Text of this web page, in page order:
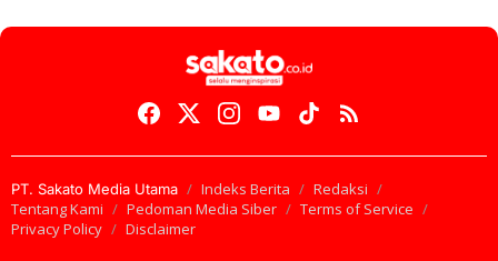
PT. Sakato Media Utama Indeks Berita
Redaksi
Tentang Kami
Pedoman Media Siber
Terms of Service
Privacy Policy
Disclaimer